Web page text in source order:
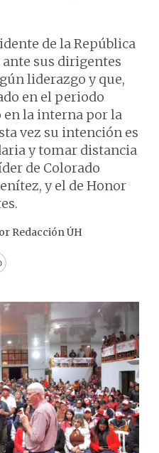
de la República
sus dirigentes
liderazgo y que,
en el periodo
en la interna por la
vez su intención es
y tomar distancia
de Colorado
y el de Honor
Redacción ÚH